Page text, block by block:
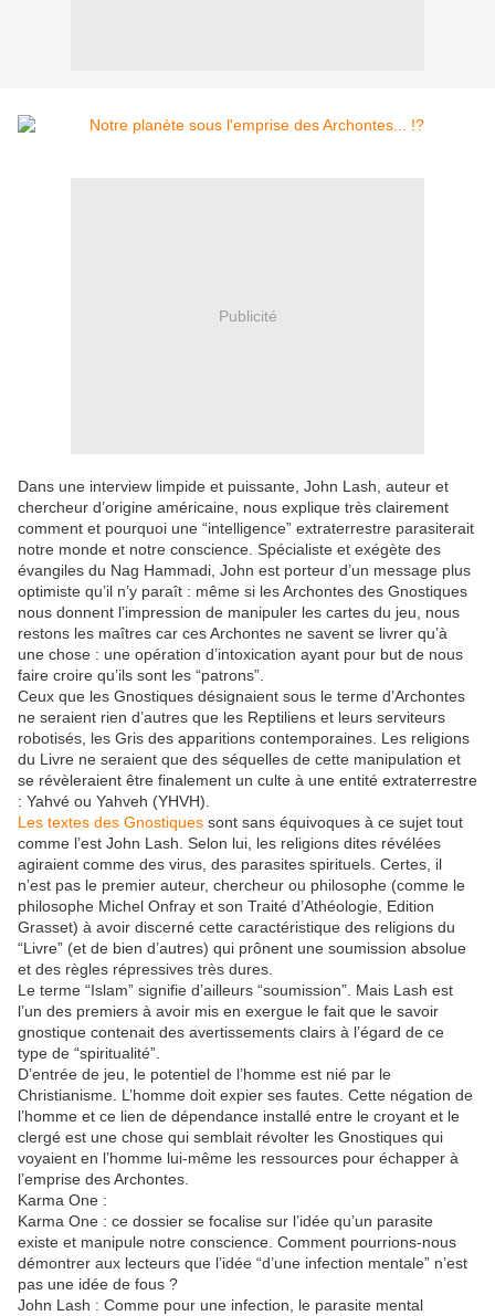
Publicité
Dans une interview limpide et puissante, John Lash, auteur et
chercheur d’origine américaine, nous explique très clairement
comment et pourquoi une “intelligence” extraterrestre parasiterait
notre monde et notre conscience. Spécialiste et exégète des
évangiles du Nag Hammadi, John est porteur d’un message plus
optimiste qu’il n’y paraît : même si les Archontes des Gnostiques
nous donnent l’impression de manipuler les cartes du jeu, nous
restons les maîtres car ces Archontes ne savent se livrer qu’à
une chose : une opération d’intoxication ayant pour but de nous
faire croire qu’ils sont les “patrons”.
Ceux que les Gnostiques désignaient sous le terme d’Archontes
ne seraient rien d’autres que les Reptiliens et leurs serviteurs
robotisés, les Gris des apparitions contemporaines. Les religions
du Livre ne seraient que des séquelles de cette manipulation et
se révèleraient être finalement un culte à une entité extraterrestre
: Yahvé ou Yahveh (YHVH).
Les textes des Gnostiques sont sans équivoques à ce sujet tout
comme l’est John Lash. Selon lui, les religions dites révélées
agiraient comme des virus, des parasites spirituels. Certes, il
n’est pas le premier auteur, chercheur ou philosophe (comme le
philosophe Michel Onfray et son Traité d’Athéologie, Edition
Grasset) à avoir discerné cette caractéristique des religions du
“Livre” (et de bien d’autres) qui prônent une soumission absolue
et des règles répressives très dures.
Le terme “Islam” signifie d’ailleurs “soumission”. Mais Lash est
l’un des premiers à avoir mis en exergue le fait que le savoir
gnostique contenait des avertissements clairs à l’égard de ce
type de “spiritualité”.
D’entrée de jeu, le potentiel de l’homme est nié par le
Christianisme. L’homme doit expier ses fautes. Cette négation de
l’homme et ce lien de dépendance installé entre le croyant et le
clergé est une chose qui semblait révolter les Gnostiques qui
voyaient en l’homme lui-même les ressources pour échapper à
l’emprise des Archontes.
Karma One :
Karma One : ce dossier se focalise sur l’idée qu’un parasite
existe et manipule notre conscience. Comment pourrions-nous
démontrer aux lecteurs que l’idée “d’une infection mentale” n’est
pas une idée de fous ?
John Lash : Comme pour une infection, le parasite mental